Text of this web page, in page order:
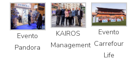
Evento
Pandora
KAIROS
Management
Evento
Carrefour
Life